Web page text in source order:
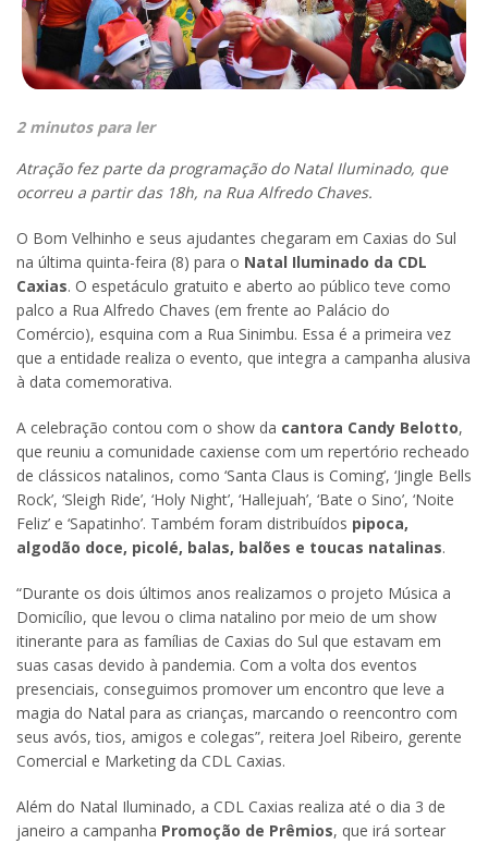
2 minutos para ler
Atração fez parte da programação do Natal Iluminado, que
ocorreu a partir das 18h, na Rua Alfredo Chaves.
O Bom Velhinho e seus ajudantes chegaram em Caxias do Sul
na última quinta-feira (8) para o Natal Iluminado da CDL
Caxias. O espetáculo gratuito e aberto ao público teve como
palco a Rua Alfredo Chaves (em frente ao Palácio do
Comércio), esquina com a Rua Sinimbu. Essa é a primeira vez
que a entidade realiza o evento, que integra a campanha alusiva
à data comemorativa.
A celebração contou com o show da cantora Candy Belotto,
que reuniu a comunidade caxiense com um repertório recheado
de clássicos natalinos, como ‘Santa Claus is Coming’, ‘Jingle Bells
Rock’, ‘Sleigh Ride’, ‘Holy Night’, ‘Hallejuah’, ‘Bate o Sino’, ‘Noite
Feliz’ e ‘Sapatinho’. Também foram distribuídos pipoca,
algodão doce, picolé, balas, balões e toucas natalinas.
“Durante os dois últimos anos realizamos o projeto Música a
Domicílio, que levou o clima natalino por meio de um show
itinerante para as famílias de Caxias do Sul que estavam em
suas casas devido à pandemia. Com a volta dos eventos
presenciais, conseguimos promover um encontro que leve a
magia do Natal para as crianças, marcando o reencontro com
seus avós, tios, amigos e colegas”, reitera Joel Ribeiro, gerente
Comercial e Marketing da CDL Caxias.
Além do Natal Iluminado, a CDL Caxias realiza até o dia 3 de
janeiro a campanha Promoção de Prêmios, que irá sortear